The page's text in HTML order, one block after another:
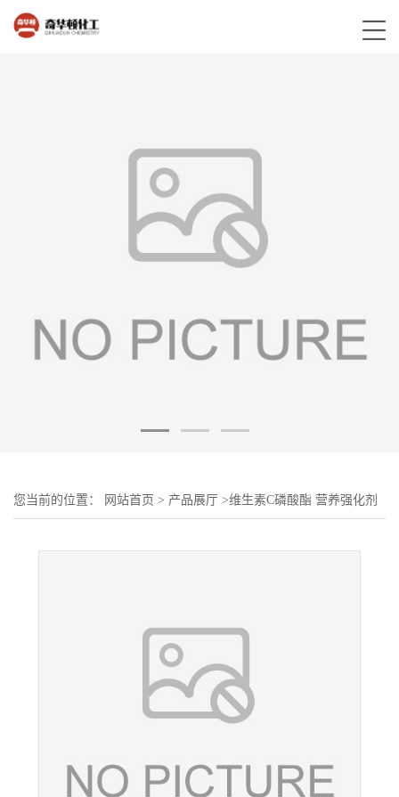
您当前的位置： 网站首页 > 产品展厅 >维生素C磷酸酯 营养强化剂